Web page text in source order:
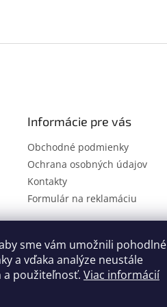
sme vám umožnili pohodlné
a vďaka analýze neustále
a použiteľnosť. Viac informácií
Informácie pre vás
Obchodné podmienky
Ochrana osobných údajov
Kontakty
Formulár na reklamáciu
Kontakty Novinky